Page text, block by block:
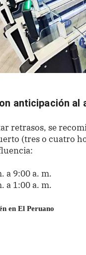
anticipación al
retrasos, se
(tres o cuatro
a 9:00 a. m.
a 1:00 a. m.
en El Peruano